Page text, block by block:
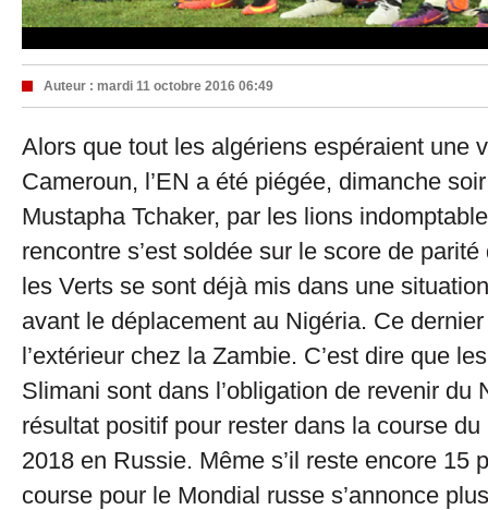
Auteur : mardi 11 octobre 2016 06:49
Alors que tout les algériens espéraient une
Cameroun, l’EN a été piégée, dimanche
Mustapha Tchaker, par les lions
rencontre s’est soldée sur le score de parité
les Verts se sont déjà mis dans une
avant le déplacement au Nigéria. Ce dernier
l’extérieur chez la Zambie. C’est dire que
Slimani sont dans l’obligation de revenir du
résultat positif pour rester dans la course
2018 en Russie. Même s’il reste encore 15
course pour le Mondial russe s’annonce